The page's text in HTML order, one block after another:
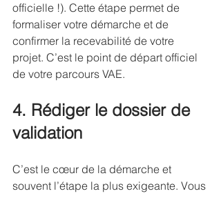
officielle !). Cette étape permet de
formaliser votre démarche et de
confirmer la recevabilité de votre
projet. C’est le point de départ officiel
de votre parcours VAE.
4. Rédiger le dossier de
validation
C’est le cœur de la démarche et
souvent l’étape la plus exigeante. Vous